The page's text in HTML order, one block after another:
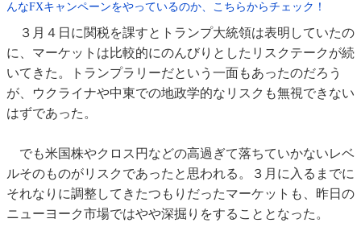
んなFXキャンペーンをやっているのか、こちらからチェック！
３月４日に関税を課すとトランプ大統領は表明していたの
に、マーケットは比較的にのんびりとしたリスクテークが続
いてきた。トランプラリーだという一面もあったのだろう
が、ウクライナや中東での地政学的なリスクも無視できない
はずであった。
でも米国株やクロス円などの高過ぎて落ちていかないレベ
ルそのものがリスクであったと思われる。３月に入るまでに
それなりに調整してきたつもりだったマーケットも、昨日の
ニューヨーク市場ではやや深掘りをすることとなった。